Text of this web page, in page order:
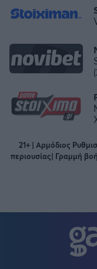
21+ | Αρμόδιος
περιουσίας| Γραμμή